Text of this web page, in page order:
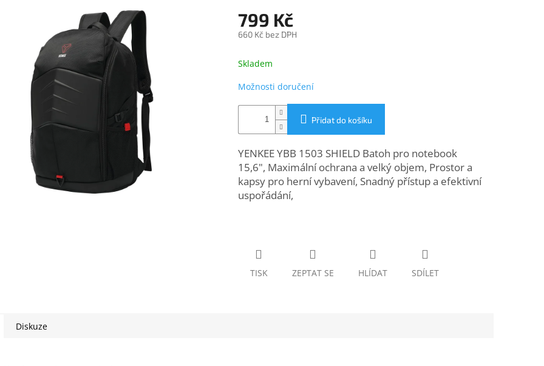
799 Kč
660 Kč bez DPH
cena:
Skladem
Možnosti doručení
Přidat do košíku
YENKEE YBB 1503 SHIELD Batoh pro notebook
15,6", Maximální ochrana a velký objem, Prostor a
kapsy pro herní vybavení, Snadný přístup a efektivní
uspořádání,
TISK ZEPTAT SE HLÍDAT SDÍLET
Diskuze